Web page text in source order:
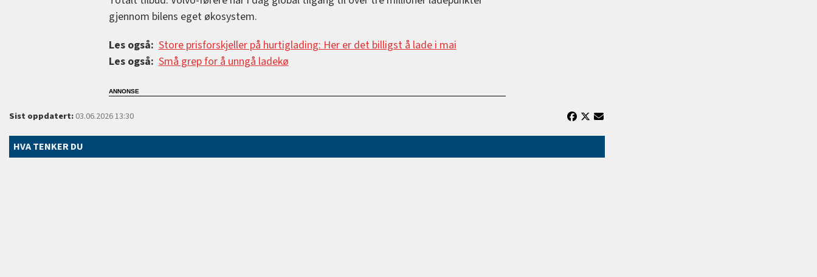
gjennom bilens eget økosystem.
Les også: Store prisforskjeller på hurtiglading: Her er det billigst å lade i mai
Les også: Små grep for å unngå ladekø
Sist oppdatert:03.06.2026 13:30
HVA TENKER DU